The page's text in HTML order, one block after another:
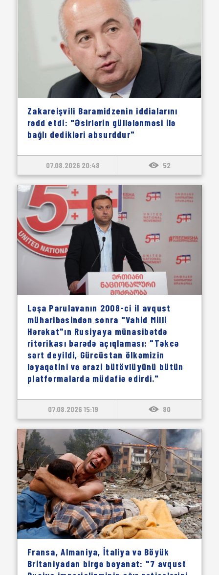
Zakareişvili Baramidzenin iddialarını
rədd etdi: "Əsirlərin güllələnməsi ilə
bağlı dedikləri absurddur"
07.08.2026 20:48 52
Ləşa Parulavanın 2008-ci il avqust
müharibəsindən sonra "Vahid Milli
Hərəkat"ın Rusiyaya münasibətdə
ritorikası barədə açıqlaması: "Təkcə
sərt deyildi, Gürcüstan ölkəmizin
ləyaqətini və ərazi bütövlüyünü bütün
platformalarda müdafiə edirdi."
07.08.2026 15:19 80
Fransa, Almaniya, İtaliya və Böyük
Britaniyadan birgə bəyanat: "7 avqust